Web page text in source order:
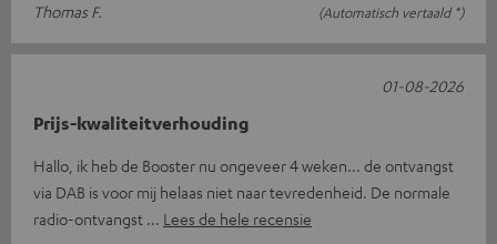
Thomas F.
(Automatisch vertaald *)
Prijs-kwaliteitverhouding
Hallo, ik heb de Booster nu ongeveer 4 weken... de ontvangst
via DAB is voor mij helaas niet naar tevredenheid. De normale
radio-ontvangst
Lees de hele recensie
01-08-2026